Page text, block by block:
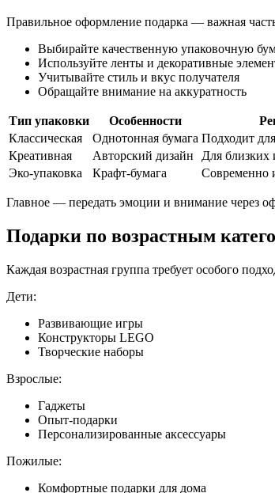
Правильное оформление подарка — важная
Выбирайте качественную упаковочную
Используйте ленты и декоративные
Учитывайте стиль и вкус получателя
Обращайте внимание на аккуратность
Тип упаковки Особенности
Классическая
Однотонная бумага Подходит
Креативная
Авторский дизайн
Для близких
Эко-упаковка
Крафт-бумага Современно
Главное — передать эмоции и внимание через
Подарки по возрастным
Каждая возрастная группа требует особого
Дети:
Развивающие игры
Конструкторы LEGO
Творческие наборы
Взрослые:
Гаджеты
Опыт-подарки
Персонализированные аксессуары
Пожилые:
Комфортные подарки для дома